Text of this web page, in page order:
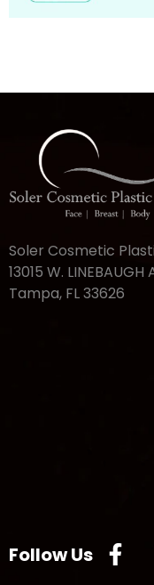
Soler Cosmetic
13015 W. LINEBAUGH
Tampa, FL 33626
Follow Us